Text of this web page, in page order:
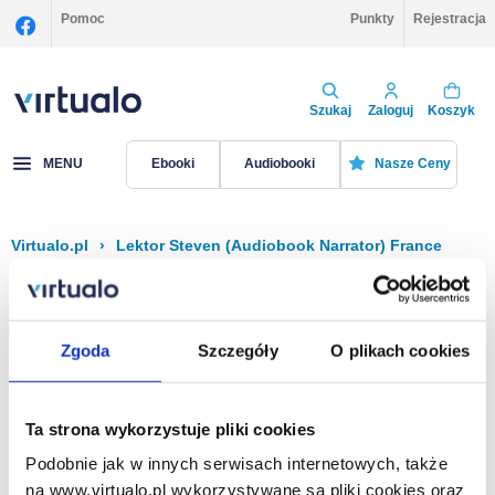
Zgoda Szczegóły O plikach cookies
Ta strona wykorzystuje pliki cookies
Podobnie jak w innych serwisach internetowych, także
na www.virtualo.pl wykorzystywane są pliki cookies oraz
Pomoc Punkty Rejestracja
Szukaj Zaloguj Koszyk
MENU Ebooki Audiobooki Nasze Ceny
Virtualo.pl › Lektor Steven (Audiobook Narrator) France
Filtruj Sortuj
Na stronie